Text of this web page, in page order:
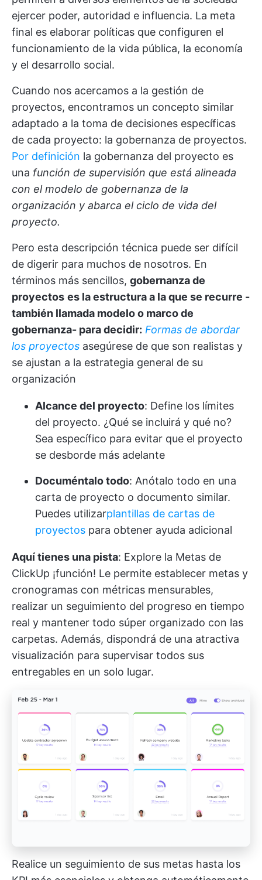
ejercer poder, autoridad e influencia. La meta
final es elaborar políticas que configuren el
funcionamiento de la vida pública, la economía
y el desarrollo social.
Cuando nos acercamos a la gestión de
proyectos, encontramos un concepto similar
adaptado a la toma de decisiones específicas
de cada proyecto: la gobernanza de proyectos.
Por definición la gobernanza del proyecto es
una función de supervisión que está alineada
con el modelo de gobernanza de la
organización y abarca el ciclo de vida del
proyecto.
Pero esta descripción técnica puede ser difícil
de digerir para muchos de nosotros. En
términos más sencillos, gobernanza de
proyectos es la estructura a la que se recurre -
también llamada modelo o marco de
gobernanza- para decidir: Formas de abordar
los proyectos asegúrese de que son realistas y
se ajustan a la estrategia general de su
organización
Alcance del proyecto: Define los límites
del proyecto. ¿Qué se incluirá y qué no?
Sea específico para evitar que el proyecto
se desborde más adelante
Documéntalo todo: Anótalo todo en una
carta de proyecto o documento similar.
Puedes utilizarplantillas de cartas de
proyectos para obtener ayuda adicional
Aquí tienes una pista: Explore la Metas de
ClickUp ¡función! Le permite establecer metas y
cronogramas con métricas mensurables,
realizar un seguimiento del progreso en tiempo
real y mantener todo súper organizado con las
carpetas. Además, dispondrá de una atractiva
visualización para supervisar todos sus
entregables en un solo lugar.
Realice un seguimiento de sus metas hasta los